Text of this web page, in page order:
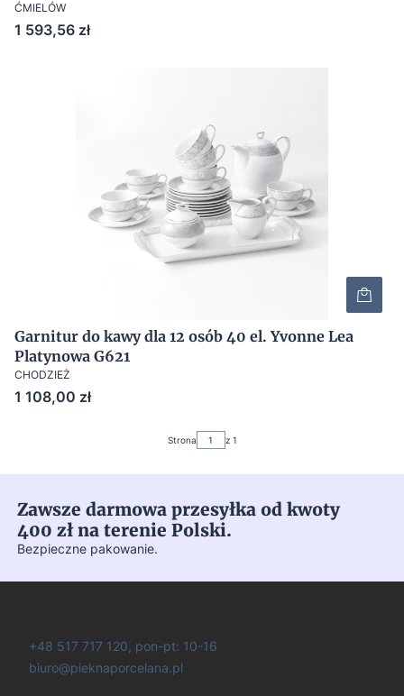
ĆMIELÓW
Cena
1 593,56 zł
Garnitur do kawy dla 12 osób 40 el. Yvonne Lea
Platynowa G621
CHODZIEŻ
Cena
1 108,00 zł
Strona z 1
Zawsze darmowa przesyłka od kwoty
400 zł na terenie Polski.
Bezpieczne pakowanie.
+48 517 717 120, pon-pt: 10-16
biuro@pieknaporcelana.pl